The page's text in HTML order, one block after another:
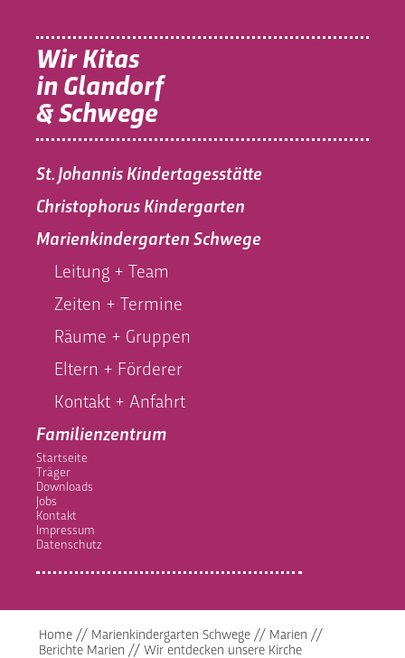
Wir Kitas
in Glandorf
& Schwege
St. Johannis Kindertagesstätte
Christophorus Kindergarten
Marienkindergarten Schwege
Leitung + Team
Zeiten + Termine
Räume + Gruppen
Eltern + Förderer
Kontakt + Anfahrt
Familienzentrum
Startseite
Träger
Downloads
Jobs
Kontakt
Impressum
Datenschutz
Home// Marienkindergarten Schwege// Marien //
Berichte Marien // Wir entdecken unsere Kirche